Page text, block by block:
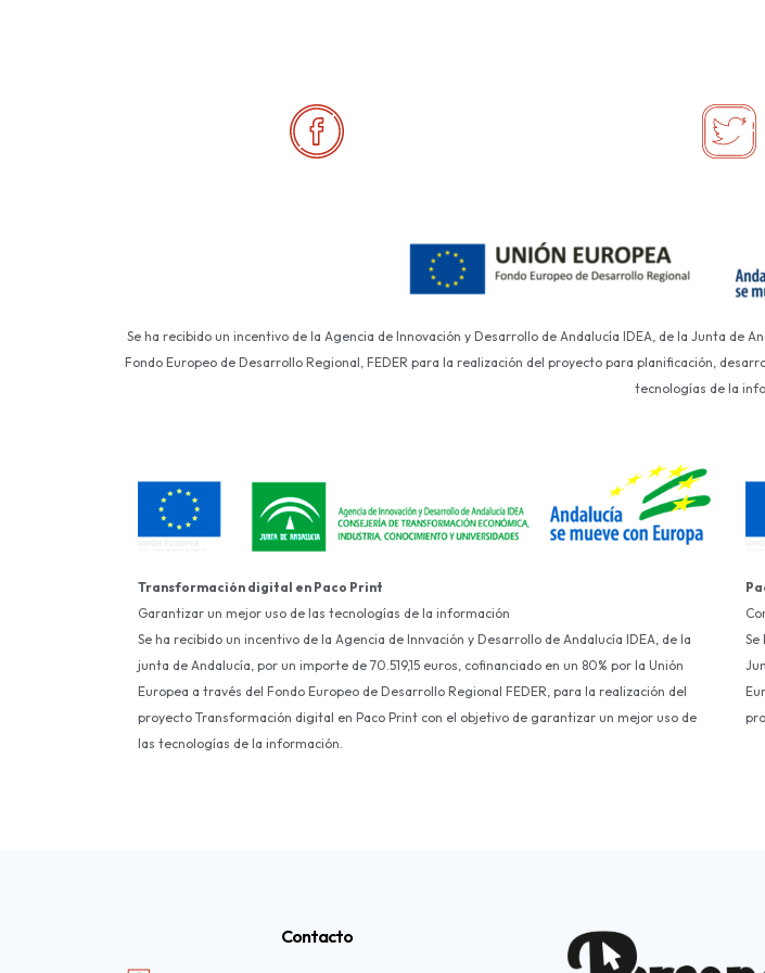
Se ha recibido un incentivo de la Agencia de Innovación y Desarrollo de Andalucía IDEA, de la Junta de
Fondo Europeo de Desarrollo Regional, FEDER para la realización del proyecto para planificación,
tecnologías de la
Transformación digital en Paco Print
Garantizar un mejor uso de las tecnologías de la información
Se ha recibido un incentivo de la Agencia de Innvación y Desarrollo de Andalucía IDEA, de la
junta de Andalucía, por un importe de 70.519,15 euros, cofinanciado en un 80% por la Unión
Europea a través del Fondo Europeo de Desarrollo Regional FEDER, para la realización del
proyecto Transformación digital en Paco Print con el objetivo de garantizar un mejor uso de
las tecnologías de la información.
Se
Contacto